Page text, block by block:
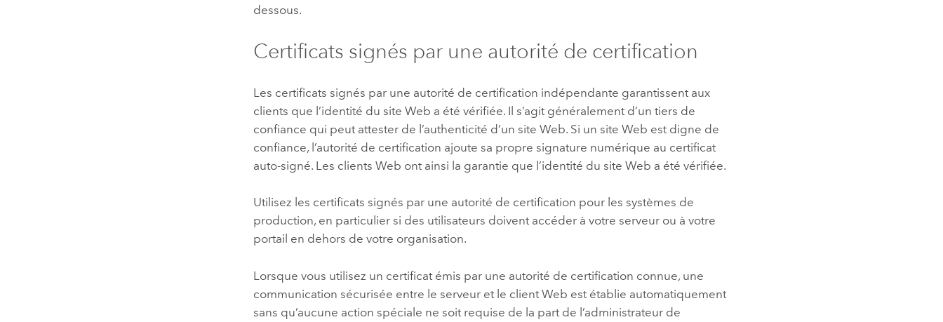
dessous.
Certificats signés par une autorité de certification
Les certificats signés par une autorité de certification indépendante garantissent aux
clients que l’identité du site Web a été vérifiée. Il s’agit généralement d’un tiers de
confiance qui peut attester de l’authenticité d’un site Web. Si un site Web est digne de
confiance, l’autorité de certification ajoute sa propre signature numérique au certificat
auto-signé. Les clients Web ont ainsi la garantie que l’identité du site Web a été vérifiée.
Utilisez les certificats signés par une autorité de certification pour les systèmes de
production, en particulier si des utilisateurs doivent accéder à votre serveur ou à votre
portail en dehors de votre organisation.
Lorsque vous utilisez un certificat émis par une autorité de certification connue, une
communication sécurisée entre le serveur et le client Web est établie automatiquement
sans qu’aucune action spéciale ne soit requise de la part de l’administrateur de